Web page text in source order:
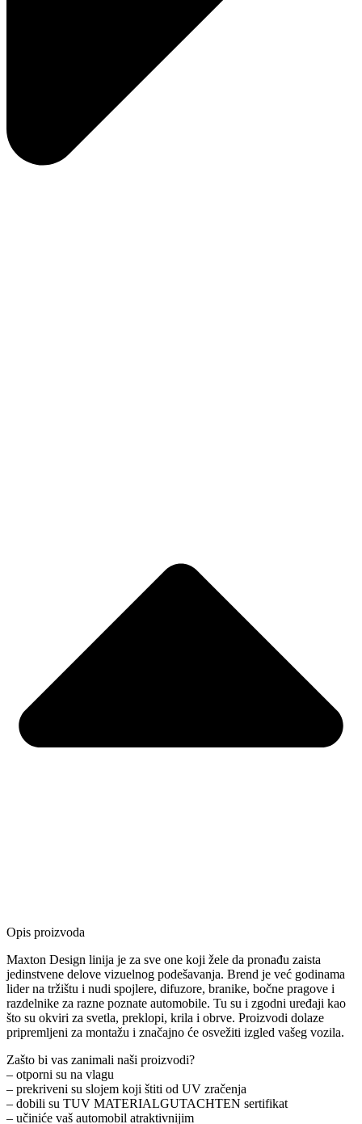
Opis proizvoda
Maxton Design linija je za sve one koji žele da pronađu zaista
jedinstvene delove vizuelnog podešavanja. Brend je već godinama
lider na tržištu i nudi spojlere, difuzore, branike, bočne pragove i
razdelnike za razne poznate automobile. Tu su i zgodni uređaji kao
što su okviri za svetla, preklopi, krila i obrve. Proizvodi dolaze
pripremljeni za montažu i značajno će osvežiti izgled vašeg vozila.
Zašto bi vas zanimali naši proizvodi?
– otporni su na vlagu
– prekriveni su slojem koji štiti od UV zračenja
– dobili su TUV MATERIALGUTACHTEN sertifikat
– učiniće vaš automobil atraktivnijim